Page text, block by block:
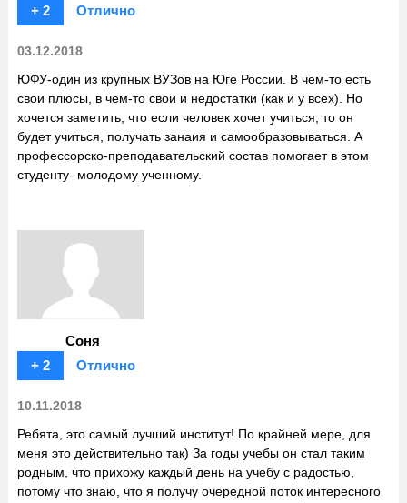
+ 2
Отлично
03.12.2018
ЮФУ-один из крупных ВУЗов на Юге России. В чем-то есть
свои плюсы, в чем-то свои и недостатки (как и у всех). Но
хочется заметить, что если человек хочет учиться, то он
будет учиться, получать занаия и самообразовываться. А
профессорско-преподавательский состав помогает в этом
студенту- молодому ученному.
Соня
+ 2
Отлично
10.11.2018
Ребята, это самый лучший институт! По крайней мере, для
меня это действительно так) За годы учебы он стал таким
родным, что прихожу каждый день на учебу с радостью,
потому что знаю, что я получу очередной поток интересного